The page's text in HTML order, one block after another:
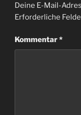
Deine E-Mail-
Erforderliche
Kommentar*